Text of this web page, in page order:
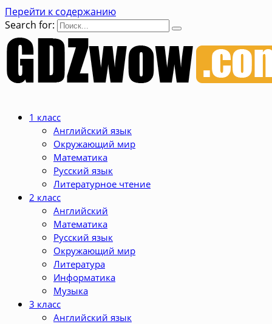
Перейти к содержанию
Search for:
1 класс
Английский язык
Окружающий мир
Математика
Русский язык
Литературное чтение
2 класс
Английский
Математика
Русский язык
Окружающий мир
Литература
Информатика
Музыка
3 класс
Английский язык